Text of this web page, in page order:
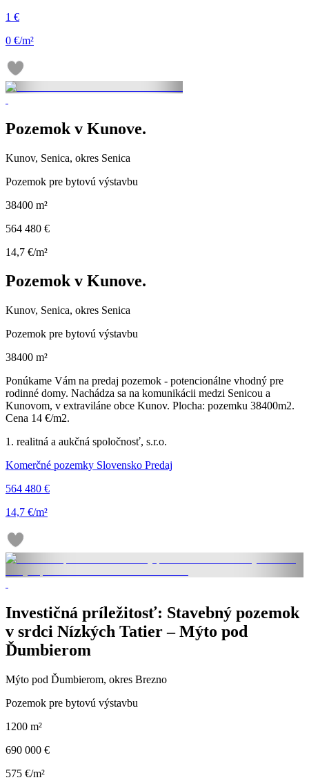
1 €
0 €/m²
Pozemok v Kunove.
Kunov, Senica, okres Senica
Pozemok pre bytovú výstavbu
38400 m²
564 480 €
14,7 €/m²
Pozemok v Kunove.
Kunov, Senica, okres Senica
Pozemok pre bytovú výstavbu
38400 m²
Ponúkame Vám na predaj pozemok - potencionálne vhodný pre
rodinné domy. Nachádza sa na komunikácii medzi Senicou a
Kunovom, v extraviláne obce Kunov. Plocha: pozemku 38400m2.
Cena 14 €/m2.
1. realitná a aukčná spoločnosť, s.r.o.
Komerčné pozemky Slovensko Predaj
564 480 €
14,7 €/m²
Investičná príležitosť: Stavebný pozemok
v srdci Nízkých Tatier – Mýto pod
Ďumbierom
Mýto pod Ďumbierom, okres Brezno
Pozemok pre bytovú výstavbu
1200 m²
690 000 €
575 €/m²